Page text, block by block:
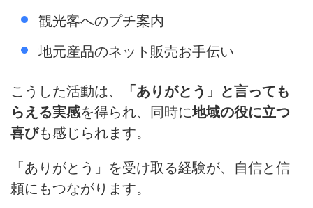
観光客へのプチ案内
地元産品のネット販売お手伝い
こうした活動は、
「ありがとう」と言っても
らえる実感を得られ、同時に地域の役に立つ
喜びも感じられます。
「ありがとう」を受け取る経験が、自信と信
頼にもつながります。